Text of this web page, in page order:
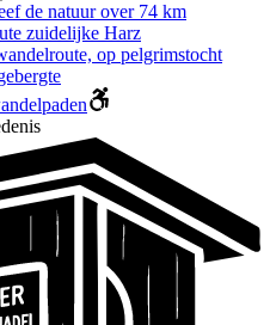
de natuur over 74 km
zuidelijke Harz
op pelgrimstocht